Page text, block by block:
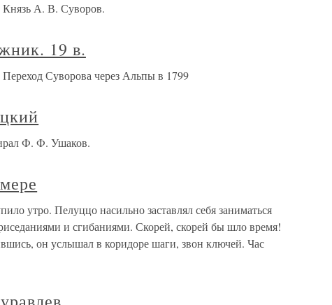
А. В. Суворов.
19 в.
Суворова через Альпы в 1799
Ф. Ф. Ушаков.
утро. Пелуццо насильно заставлял себя заниматься
и сгибаниями. Скорей, скорей бы шло время!
он услышал в коридоре шаги, звон ключей. Час